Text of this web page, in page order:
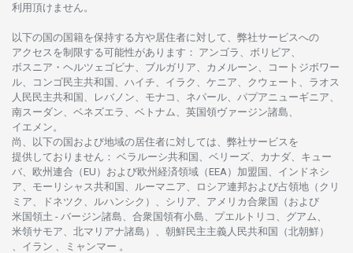
利用頂けません 。
以下の国の国籍を保持する方や居住者に対して、 弊社サービスへの
アクセスを制限する可能性があります ： アンゴラ、ボリビア、
ボスニア ・ ヘルツェゴビナ、ブルガリア、カメルーン、コートジボワー
ル、
コンゴ民主共和国、ハイチ、イラク、ケニア、クウェート、 ラオス
人民民主共和国、レバノン、モナコ、ネパール、パプアニューギニア、
南スーダン、ベネズエラ、ベトナム、 英国領ヴァージン諸島、
イエメン。
尚、 以下の国および地域の居住者に対しては、 弊社サービスを
提供しておりません ： ベラルーシ共和国、ベリーズ、カナダ、キュー
バ、 欧州連合 （EU） および欧州経済領域 （EEA）加盟国、インドネシ
ア、 モーリシャス共和国、ルーマニア、 ロシア連邦および占領地 （クリ
ミア、ドネツク、ルハンシク）、シリア、 アメリカ合衆国 （および
米国領土 - バージン諸島、合衆国領有小島、プエルトリコ、グアム、
米領サモア、 北マリアナ諸島）、 朝鮮民主主義人民共和国 （北朝鮮）
、イラン 、ミャンマー 。